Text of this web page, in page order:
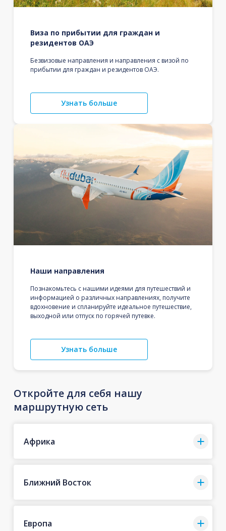
Виза по прибытии для граждан и
резидентов ОАЭ
Безвизовые направления и направления с визой по
прибытии для граждан и резидентов ОАЭ.
Узнать больше
Наши направления
Познакомьтесь с нашими идеями для путешествий и
информацией о различных направлениях, получите
вдохновение и спланируйте идеальное путешествие,
выходной или отпуск по горячей путевке.
Узнать больше
Откройте для себя нашу
маршрутную сеть
Африка
Ближний Восток
Европа